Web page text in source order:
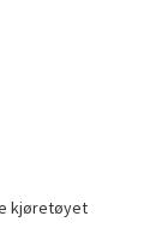
kjøretøyet